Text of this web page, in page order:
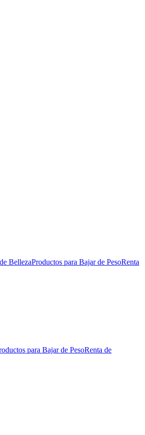
BellezaProductos para Bajar de PesoRenta
para Bajar de PesoRenta de